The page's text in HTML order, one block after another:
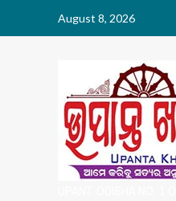
August 8, 2026